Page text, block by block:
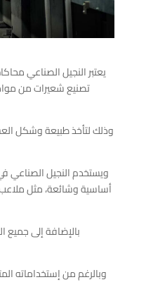
يعتبر النجيل الصناعي
تصنيع شعيرات من مواد
وذلك لتأخذ طبيعة وشكل
ويستخدم النجيل الصناعي
أساسية وشائعة، مثل
بالإضافة إلى جميع
وبالرغم من إستخداماته